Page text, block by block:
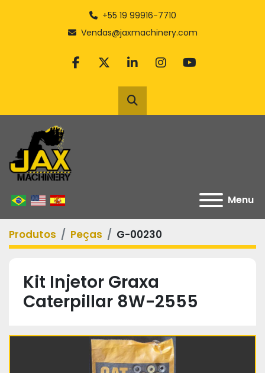
+55 19 99916-7710
Vendas@jaxmachinery.com
facebook
twitterlinkedininstagram
youtube
Pesquisar
Menu
Produtos Peças G-00230
Kit Injetor Graxa
Caterpillar 8W-2555